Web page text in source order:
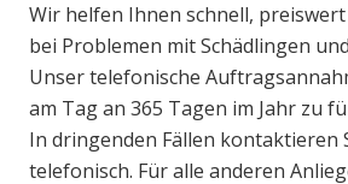
Wir helfen Ihnen schnell,
bei Problemen mit Schädlingen
Unser telefonische Auftragsannahme ist 24 Stunden
am Tag an 365 Tagen im Jahr zu für Sie zu
In dringenden Fällen kontaktieren Sie
telefonisch. Für alle anderen